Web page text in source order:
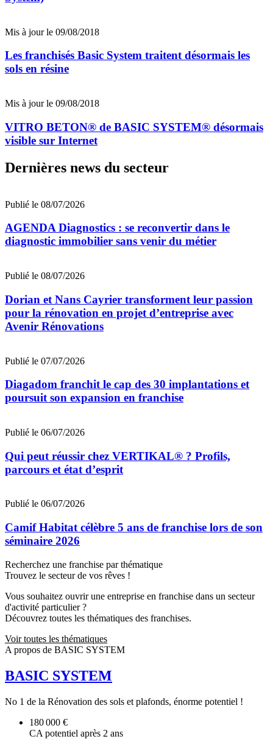
Mis à jour le 09/08/2018
Les franchisés Basic System traitent désormais les
sols en résine
Mis à jour le 09/08/2018
VITRO BETON® de BASIC SYSTEM® désormais
visible sur Internet
Dernières news du secteur
Publié le 08/07/2026
AGENDA Diagnostics : se reconvertir dans le
diagnostic immobilier sans venir du métier
Publié le 08/07/2026
Dorian et Nans Cayrier transforment leur passion
pour la rénovation en projet d’entreprise avec
Avenir Rénovations
Publié le 07/07/2026
Diagadom franchit le cap des 30 implantations et
poursuit son expansion en franchise
Publié le 06/07/2026
Qui peut réussir chez VERTIKAL® ? Profils,
parcours et état d’esprit
Publié le 06/07/2026
Camif Habitat célèbre 5 ans de franchise lors de son
séminaire 2026
Recherchez une franchise par thématique
Trouvez le secteur de vos rêves !
Vous souhaitez ouvrir une entreprise en franchise dans un secteur
d'activité particulier ?
Découvrez toutes les thématiques des franchises.
Voir toutes les thématiques
A propos de BASIC SYSTEM
BASIC SYSTEM
No 1 de la Rénovation des sols et plafonds, énorme potentiel !
180 000 €
CA potentiel après 2 ans